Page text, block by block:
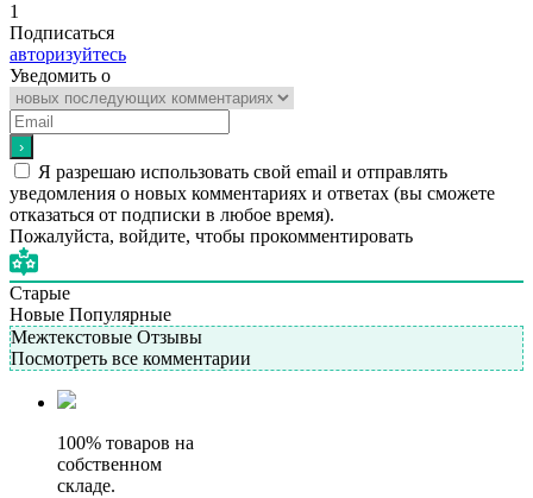
1
Подписаться
авторизуйтесь
Уведомить о
Я разрешаю использовать свой email и отправлять
уведомления о новых комментариях и ответах (вы cможете
отказаться от подписки в любое время).
Пожалуйста, войдите, чтобы прокомментировать
Старые
Новые Популярные
Межтекстовые Отзывы
Посмотреть все комментарии
100% товаров на
собственном
складе.